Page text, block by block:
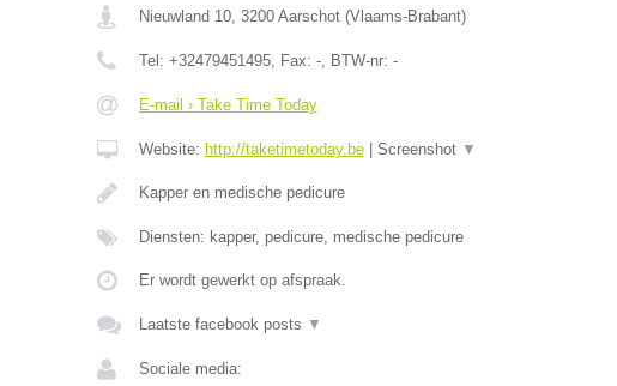
Nieuwland 10, 3200 Aarschot(Vlaams-Brabant)
Tel: +32479451495, Fax: -, BTW-nr: -
E-mail › Take Time Today
Website: http://taketimetoday.be| Screenshot ▼
Kapper en medische pedicure
Diensten: kapper, pedicure, medische pedicure
Er wordt gewerkt op afspraak.
Laatste facebook posts ▼
Sociale media: